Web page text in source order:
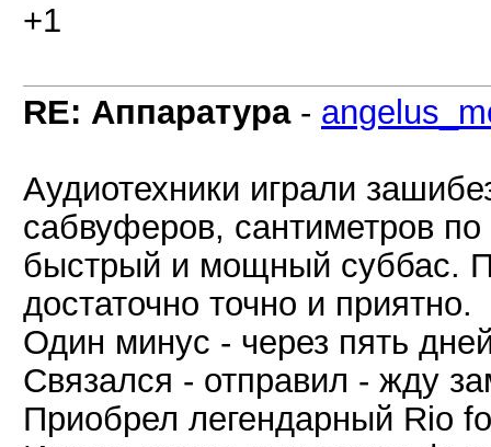
+1
RE: Аппаратура-
Аудиотехники играли
сабвуферов, сантиметров
быстрый и мощный суббас.
достаточно точно и приятно.
Один минус - через пять
Связался - отправил - жду
Приобрел легендарный Rio